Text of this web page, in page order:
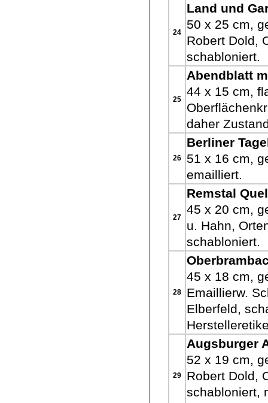
24
Land und
50 x 25 cm,
Robert Dold,
schabloniert.
25
Abendblatt
44 x 15 cm,
daher
26
Berliner
51 x 16 cm,
emailliert.
27
Remstal
45 x 20 cm,
u. Hahn,
schabloniert.
28
45 x 18 cm,
Emaillierw.
Elberfeld,
29
Augsburger
52 x 19 cm,
Robert Dold,
schabloniert,